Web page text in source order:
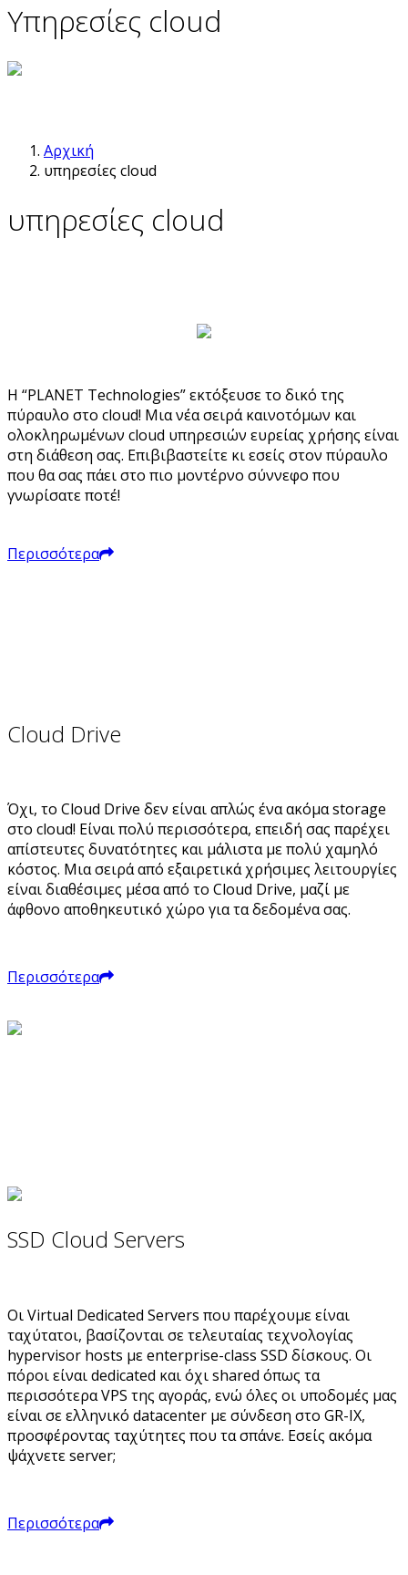
Υπηρεσίες cloud
Αρχική
υπηρεσίες cloud
υπηρεσίες cloud
Η “PLANET Technologies” εκτόξευσε το δικό της
πύραυλο στο cloud! Μια νέα σειρά καινοτόμων και
ολοκληρωμένων cloud υπηρεσιών ευρείας χρήσης είναι
στη διάθεση σας. Επιβιβαστείτε κι εσείς στον πύραυλο
που θα σας πάει στο πιο μοντέρνο σύννεφο που
γνωρίσατε ποτέ!
Περισσότερα
Cloud Drive
Όχι, το Cloud Drive δεν είναι απλώς ένα ακόμα storage
στο cloud! Είναι πολύ περισσότερα, επειδή σας παρέχει
απίστευτες δυνατότητες και μάλιστα με πολύ χαμηλό
κόστος. Μια σειρά από εξαιρετικά χρήσιμες λειτουργίες
είναι διαθέσιμες μέσα από το Cloud Drive, μαζί με
άφθονο αποθηκευτικό χώρο για τα δεδομένα σας.
Περισσότερα
SSD Cloud Servers
Οι Virtual Dedicated Servers που παρέχουμε είναι
ταχύτατοι, βασίζονται σε τελευταίας τεχνολογίας
hypervisor hosts με enterprise-class SSD δίσκους. Οι
πόροι είναι dedicated και όχι shared όπως τα
περισσότερα VPS της αγοράς, ενώ όλες οι υποδομές μας
είναι σε ελληνικό datacenter με σύνδεση στο GR-IX,
προσφέροντας ταχύτητες που τα σπάνε. Εσείς ακόμα
ψάχνετε server;
Περισσότερα